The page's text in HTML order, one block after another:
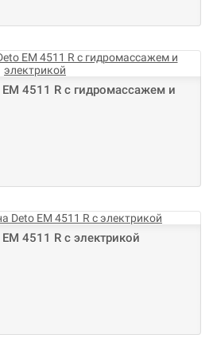
4511 R с гидромассажем и
4511 R с электрикой